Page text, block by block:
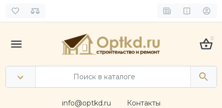
0
info@optkd.ru Контакты